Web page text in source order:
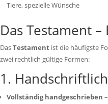
Tiere, spezielle Wünsche
Das Testament
DasTestament ist die häufigste
zwei rechtlich gültige Formen:
1.
Vollständig handgeschrieben